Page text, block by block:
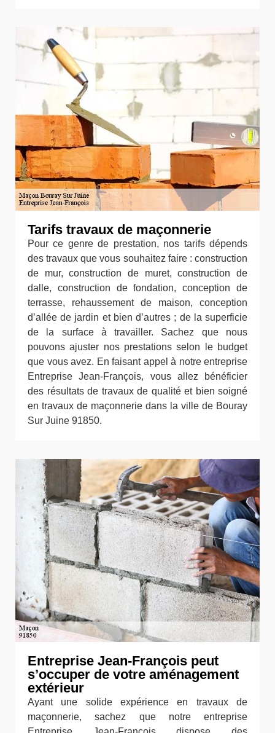
Tarifs travaux de maçonnerie
Pour ce genre de prestation, nos tarifs dépends
des travaux que vous souhaitez faire : construction
de mur, construction de muret, construction de
dalle, construction de fondation, conception de
terrasse, rehaussement de maison, conception
d’allée de jardin et bien d’autres ; de la superficie
de la surface à travailler. Sachez que nous
pouvons ajuster nos prestations selon le budget
que vous avez. En faisant appel à notre entreprise
Entreprise Jean-François, vous allez bénéficier
des résultats de travaux de qualité et bien soigné
en travaux de maçonnerie dans la ville de Bouray
Sur Juine 91850.
Entreprise Jean-François peut
s’occuper de votre aménagement
extérieur
Ayant une solide expérience en travaux de
maçonnerie, sachez que notre entreprise